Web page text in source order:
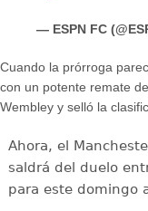
— ESPN FC
Cuando la prórroga
con un potente remate
Wembley y selló la
Ahora, el
saldrá del duelo
para este domingo